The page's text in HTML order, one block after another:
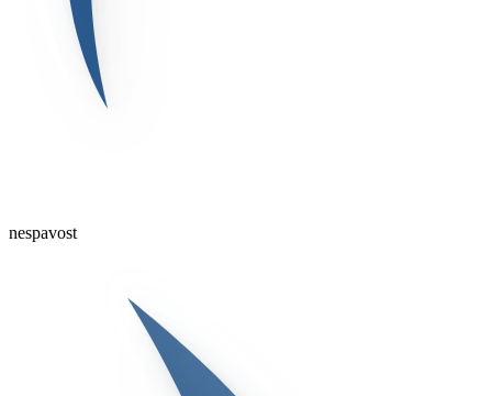
nespavost